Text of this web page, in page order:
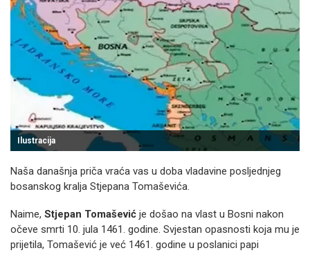
Ilustracija
Naša današnja priča vraća vas u doba vladavine posljednjeg
bosanskog kralja Stjepana Tomaševića.
Naime, Stjepan Tomašević je došao na vlast u Bosni nakon
očeve smrti 10. jula 1461. godine. Svjestan opasnosti koja mu je
prijetila, Tomašević je već 1461. godine u poslanici papi